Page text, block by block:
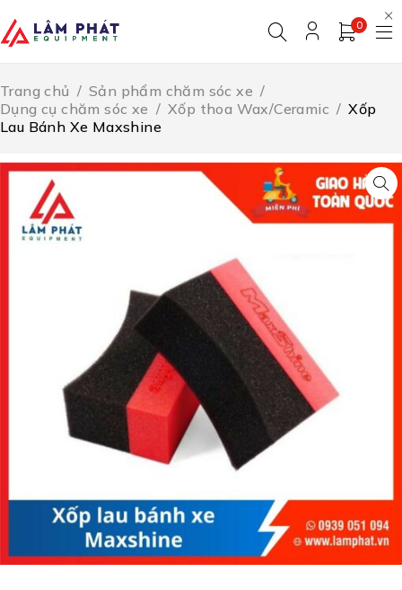
0
Trang chủ / Sản phẩm chăm sóc xe /
Dụng cụ chăm sóc xe / Xốp thoa Wax/Ceramic / Xốp
Lau Bánh Xe Maxshine